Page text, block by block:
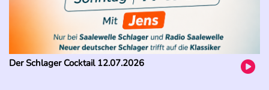
Der Schlager Cocktail 12.07.2026